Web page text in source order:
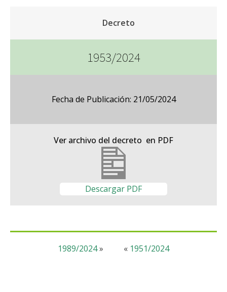
Decreto
1953/2024
Fecha de Publicación: 21/05/2024
Ver archivo del decreto en PDF
Descargar PDF
« 1951/2024
1989/2024»